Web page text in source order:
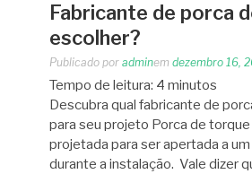
Fabricante de porca
escolher?
Publicado por adminem dezembro 16,
Tempo de leitura: 4 minutos
Descubra qual fabricante de
para seu projeto Porca de
projetada para ser apertada a
durante a instalação. Vale dizer